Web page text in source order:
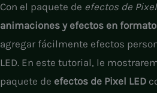
Con el paquete de efectos de
animaciones y efectos en
agregar fácilmente efectos
LED. En este tutorial, le
paquete de efectos de Pixel LED